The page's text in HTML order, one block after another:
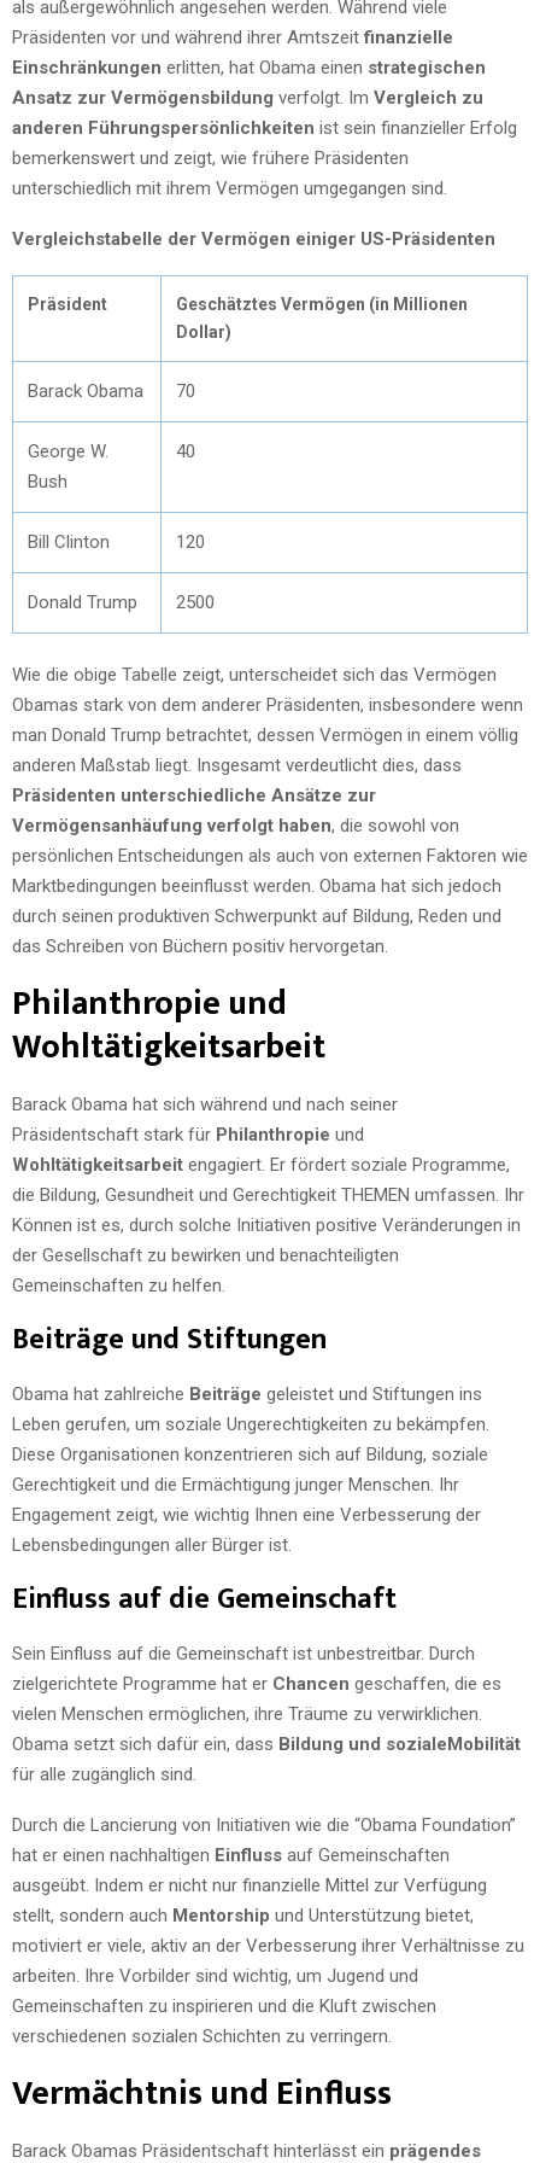
als außergewöhnlich angesehen werden. Während viele
Präsidenten vor und während ihrer Amtszeitfinanzielle
Einschränkungen erlitten, hat Obama einen strategischen
Ansatz zur Vermögensbildung verfolgt. Im Vergleich zu
anderen Führungspersönlichkeiten ist sein finanzieller Erfolg
bemerkenswert und zeigt, wie frühere Präsidenten
unterschiedlich mit ihrem Vermögen umgegangen sind.
Vergleichstabelle der Vermögen einiger US-Präsidenten
Präsident
Geschätztes Vermögen (in Millionen
Dollar)
Barack Obama 70
George W.
Bush
40
Bill Clinton 120
Donald Trump 2500
Wie die obige Tabelle zeigt, unterscheidet sich das Vermögen
Obamas stark von dem anderer Präsidenten, insbesondere wenn
man Donald Trump betrachtet, dessen Vermögen in einem völlig
anderen Maßstab liegt. Insgesamt verdeutlicht dies, dass
Präsidenten unterschiedliche Ansätze zur
Vermögensanhäufung verfolgt haben, die sowohl von
persönlichen Entscheidungen als auch von externen Faktoren wie
Marktbedingungen beeinflusst werden. Obama hat sich jedoch
durch seinen produktiven Schwerpunkt auf Bildung, Reden und
das Schreiben von Büchern positiv hervorgetan.
Philanthropie und
Wohltätigkeitsarbeit
Barack Obama hat sich während und nach seiner
Präsidentschaft stark für Philanthropie und
Wohltätigkeitsarbeit engagiert. Er fördert soziale Programme,
die Bildung, Gesundheit und Gerechtigkeit THEMEN umfassen. Ihr
Können ist es, durch solche Initiativen positive Veränderungen in
der Gesellschaft zu bewirken und benachteiligten
Gemeinschaften zu helfen.
Beiträge und Stiftungen
Obama hat zahlreiche Beiträge geleistet und Stiftungen ins
Leben gerufen, um soziale Ungerechtigkeiten zu bekämpfen.
Diese Organisationen konzentrieren sich auf Bildung, soziale
Gerechtigkeit und die Ermächtigung junger Menschen. Ihr
Engagement zeigt, wie wichtig Ihnen eine Verbesserung der
Lebensbedingungen aller Bürger ist.
Einfluss auf die Gemeinschaft
Sein Einfluss auf die Gemeinschaft ist unbestreitbar. Durch
zielgerichtete Programme hat er Chancen geschaffen, die es
vielen Menschen ermöglichen, ihre Träume zu verwirklichen.
Obama setzt sich dafür ein, dass Bildung und sozialeMobilität
für alle zugänglich sind.
Durch die Lancierung von Initiativen wie die “Obama Foundation”
hat er einen nachhaltigen Einfluss auf Gemeinschaften
ausgeübt. Indem er nicht nur finanzielle Mittel zur Verfügung
stellt, sondern auch Mentorship und Unterstützung bietet,
motiviert er viele, aktiv an der Verbesserung ihrer Verhältnisse zu
arbeiten. Ihre Vorbilder sind wichtig, um Jugend und
Gemeinschaften zu inspirieren und die Kluft zwischen
verschiedenen sozialen Schichten zu verringern.
Vermächtnis und Einfluss
Barack Obamas Präsidentschaft hinterlässt ein prägendes